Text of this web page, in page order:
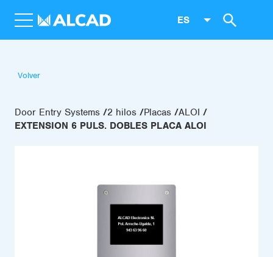
ES
Volver
Door Entry Systems 2 hilos Placas ALOI
EXTENSION 6 PULS. DOBLES PLACA ALOI